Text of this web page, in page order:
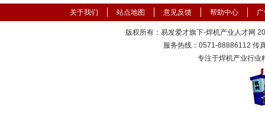
关于我们 站点地图 意见反馈 帮助中心
版权所有：易发爱才旗下-焊机产业人才网
服务热线：0571-88886112 传
专注于焊机产业行业